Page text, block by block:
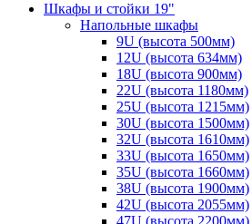
Шкафы и стойки 19"
Напольные шкафы
9U (высота 500мм)
12U (высота 634мм)
18U (высота 900мм)
22U (высота 1180мм)
25U (высота 1215мм)
30U (высота 1500мм)
32U (высота 1610мм)
33U (высота 1650мм)
35U (высота 1660мм)
38U (высота 1900мм)
42U (высота 2055мм)
47U (высота 2200мм)